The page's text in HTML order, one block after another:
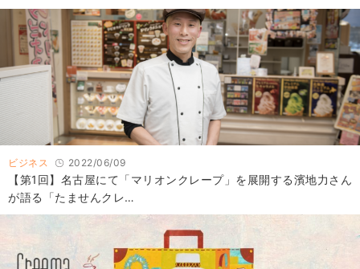
ビジネス 2022/06/09
【第1回】名古屋にて「マリオンクレープ」を展開する濱地力さん
が語る「たませんクレ…